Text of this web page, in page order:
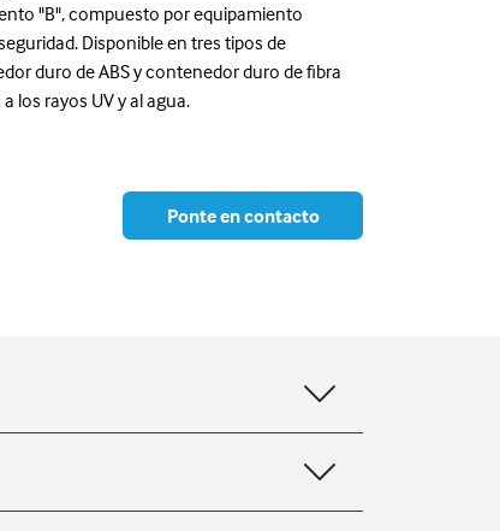
"B", compuesto por equipamiento
Disponible en tres tipos de
duro de ABS y contenedor duro de fibra
los rayos UV y al agua.
Ponte en contacto